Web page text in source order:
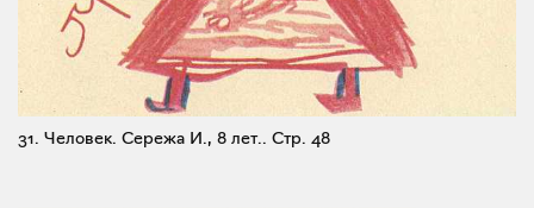
31. Человек. Сережа И., 8 лет.. Стр. 48